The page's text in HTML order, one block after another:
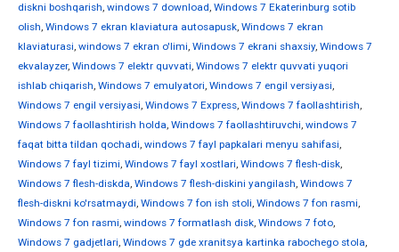
diskni boshqarish, windows 7 download, Windows 7 Ekaterinburg sotib
olish, Windows 7 ekran klaviatura autosapusk, Windows 7 ekran
klaviaturasi, windows 7 ekran o'limi, Windows 7 ekrani shaxsiy, Windows 7
ekvalayzer, Windows 7 elektr quvvati, Windows 7 elektr quvvati yuqori
ishlab chiqarish, Windows 7 emulyatori, Windows 7 engil versiyasi,
Windows 7 engil versiyasi, Windows 7 Express, Windows 7 faollashtirish,
Windows 7 faollashtirish holda, Windows 7 faollashtiruvchi, windows 7
faqat bitta tildan qochadi, windows 7 fayl papkalari menyu sahifasi,
Windows 7 fayl tizimi, Windows 7 fayl xostlari, Windows 7 flesh-disk,
Windows 7 flesh-diskda, Windows 7 flesh-diskini yangilash, Windows 7
flesh-diskni ko'rsatmaydi, Windows 7 fon ish stoli, Windows 7 fon rasmi,
Windows 7 fon rasmi, windows 7 formatlash disk, Windows 7 foto,
Windows 7 gadjetlari, Windows 7 gde xranitsya kartinka rabochego stola,